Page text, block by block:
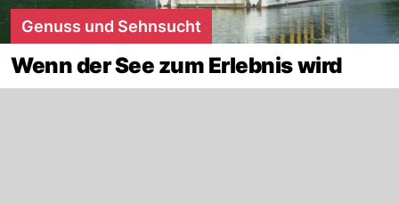
Genuss und Sehnsucht
Wenn der See zum Erlebnis wird